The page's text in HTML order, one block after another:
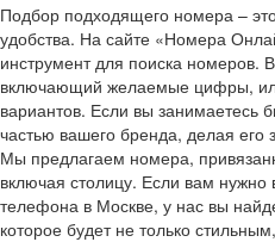
Подбор подходящего номера –
удобства. На сайте «Номера
инструмент для поиска номеров.
включающий желаемые цифры,
вариантов. Если вы занимаетесь
частью вашего бренда, делая
Мы предлагаем номера,
включая столицу. Если вам
телефона в Москве, у нас вы
которое будет не только